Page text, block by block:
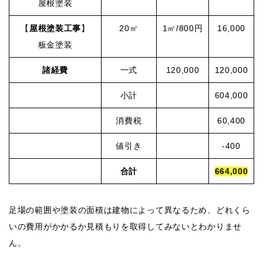
屋根塗装
【 屋根塗装工事】
板金塗装
20㎡ 1㎡/800円 16,000
諸経費 一式 120,000 120,000
小計 604,000
消費税 60,400
値引き -400
合計 664,000
足場の範囲や塗装の面積は建物によって異なるため、どれくら
いの費用がかかるか見積もりを取得してみないとわかりませ
ん。